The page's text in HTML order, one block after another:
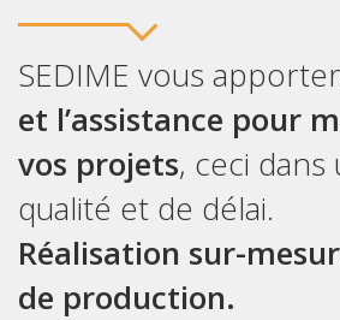
SEDIME vous
et l’assistance pour
vos projets, ceci dans
qualité et de délai.
Réalisation sur-
de production.